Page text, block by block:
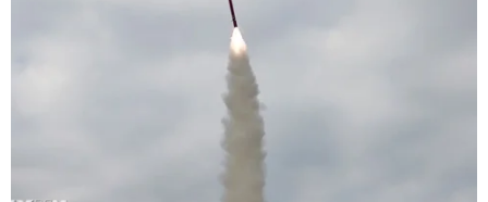
Khách du lịch tham quan Kim tự tháp Khufu ở Giza (Ai Cập),
ngày 2/3/2023. (Ảnh: THX/TTXVN)
Trong số đặc biệt chuyên về du lịch, Tạp chí
Time đã lựa chọn quần thể kim tự tháp Giza và
các di tích lịch sử trong khu khảo cổ Saqqara